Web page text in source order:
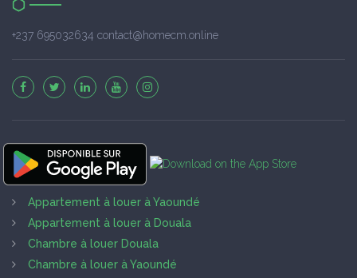
+237 695032634 contact@homecm.online
Appartement à louer à Yaoundé
Appartement à louer à Douala
Chambre à louer Douala
Chambre à louer à Yaoundé